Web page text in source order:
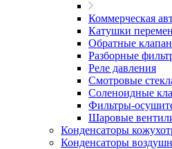
Коммерческая
Катушки
Обратные
Разборные
Реле давления
Смотровые
Соленоидные
Фильтры-
Шаровые
Конденсаторы
Конденсаторы